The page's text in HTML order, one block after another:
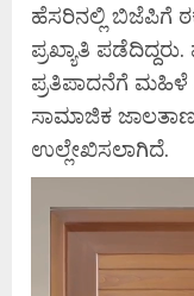
ಹೆಸರಿನಲ್ಲಿ ಬಿಜೆಪಿಗೆ
ಪ್ರಖ್ಯಾತಿ
ಪ್ರತಿಪಾದನೆಗೆ ಮಹಿಳೆ
ಸಾಮಾಜಿಕ
ಉಲ್ಲೇಖಿಸಲಾಗಿದೆ.